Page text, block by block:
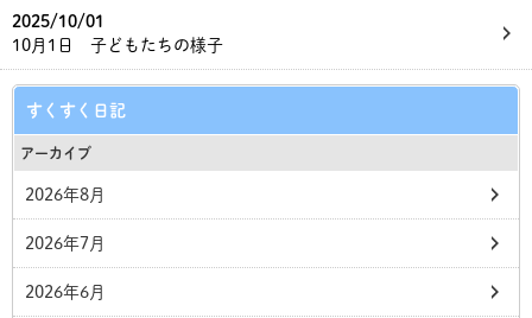
2025/10/01
10月1日 子どもたちの様子
すくすく日記
アーカイブ
2026年8月
2026年7月
2026年6月